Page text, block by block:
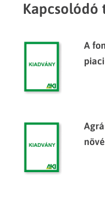
Kapcsolódó
A